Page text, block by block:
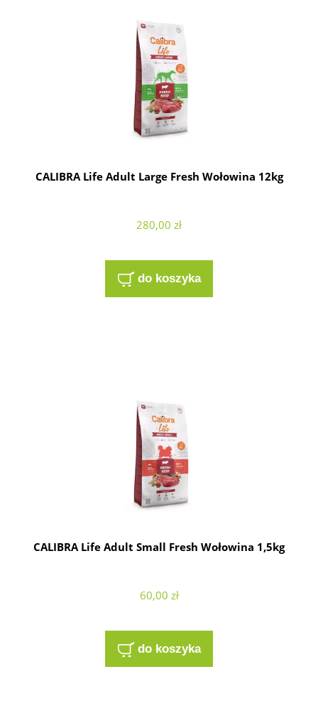
CALIBRA Life Adult Large Fresh Wołowina 12kg
280,00 zł
do koszyka
CALIBRA Life Adult Small Fresh Wołowina 1,5kg
60,00 zł
do koszyka